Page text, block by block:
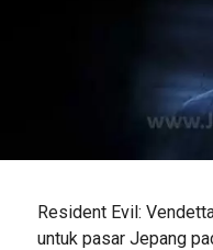
Resident Evil:
untuk pasar Jepang